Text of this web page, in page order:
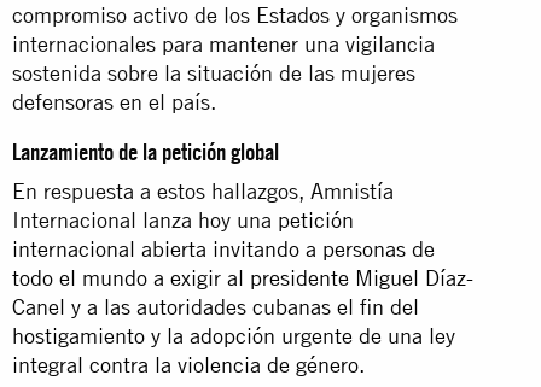
compromiso activo de los Estados y organismos
internacionales para mantener una vigilancia
sostenida sobre la situación de las mujeres
defensoras en el país.
Lanzamiento de la petición global
En respuesta a estos hallazgos, Amnistía
Internacional lanza hoy una petición
internacional abierta invitando a personas de
todo el mundo a exigir al presidente Miguel Díaz-
Canel y a las autoridades cubanas el fin del
hostigamiento y la adopción urgente de una ley
integral contra la violencia de género.